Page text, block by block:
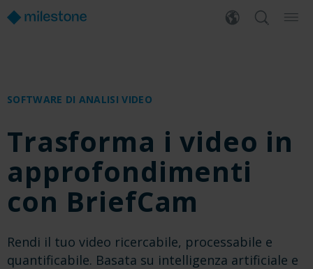
SOFTWARE DI ANALISI VIDEO
Trasforma i video in
approfondimenti
con BriefCam
Rendi il tuo video ricercabile, processabile e
quantificabile. Basata su intelligenza artificiale e